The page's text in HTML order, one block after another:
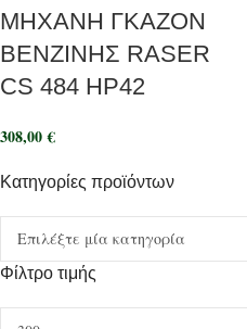
Κατηγορίες προϊόντων
Φίλτρο τιμής
ΜΗΧΑΝΗ ΓΚΑΖΟΝ
ΒΕΝΖΙΝΗΣ RASER
CS 484 HP42
308,00€